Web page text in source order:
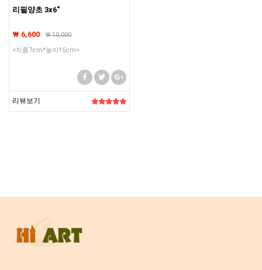
리필양초 3x6"
₩ 6,600 ₩10,000
<지름7cm*높이15cm>
리뷰보기